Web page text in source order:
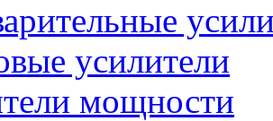
усилители
мощности